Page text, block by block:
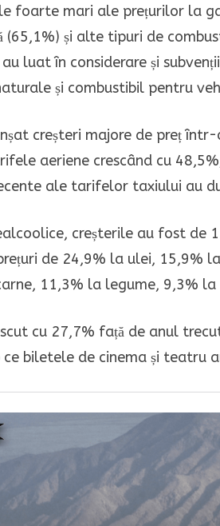
foarte mari ale prețurilor la
(65,1%) și alte tipuri de
luat în considerare și
și combustibil pentru
creșteri majore de preț
aeriene crescând cu
ale tarifelor taxiului au
creșterile au fost de
de 24,9% la ulei, 15,9%
11,3% la legume, 9,3%
cu 27,7% față de anul
biletele de cinema și teatru